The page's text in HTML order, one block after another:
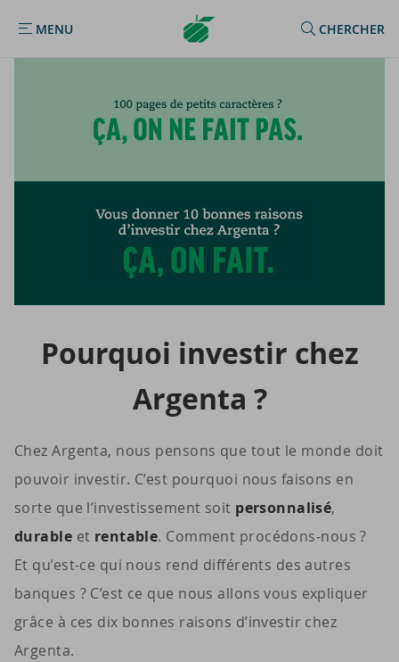
MENU
MENU
Argenta
Homepage
CHERCHER
Pour­quoi in­ves­tir chez
Argenta ?
Chez Argenta, nous pensons que tout le monde doit
pouvoir investir. C’est pourquoi nous faisons en
sorte que l’investissement soit personnalisé,
durable et rentable. Comment procédons-nous ?
Et qu’est-ce qui nous rend différents des autres
banques ? C’est ce que nous allons vous expliquer
grâce à ces dix bonnes raisons d’investir chez
Argenta.